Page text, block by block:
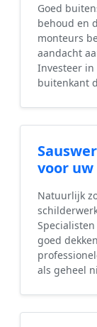
Goed
behoud en
monteurs
aandacht
Investeer
buitenkant
voor
Natuurlijk
goed
als geheel